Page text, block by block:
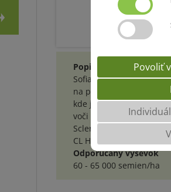
Popis HYBRIDU
Sofia CL HO je hybrid,
na poli, čo ocenia
kde je skorosť kľúčová.
voči poliehaniu. Dobrý
Sclerotínii, Phome,
CL HO predurčujú k
Odporúčaný výsevok
60 - 65 000 semien/ha
Povoliť